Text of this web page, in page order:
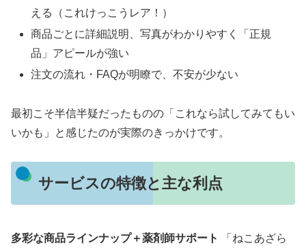
える（これけっこうレア！）
商品ごとに詳細説明、写真がわかりやすく「正規
品」アピールが強い
注文の流れ・FAQが明瞭で、不安が少ない
最初こそ半信半疑だったものの「これなら試してみてもい
いかも」と感じたのが実際のきっかけです。
サービスの特徴と主な利点
多彩な商品ラインナップ＋薬剤師サポート
「ねこあざら